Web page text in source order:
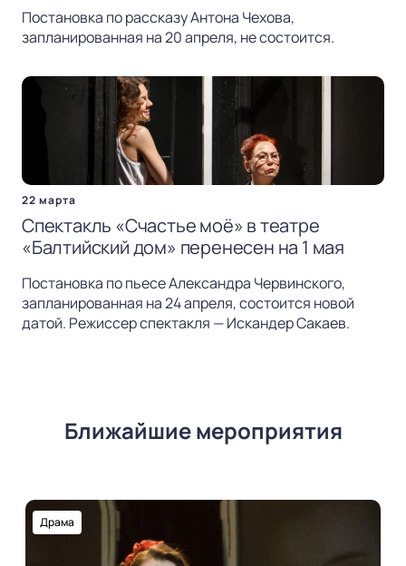
Постановка по рассказу Антона Чехова,
запланированная на 20 апреля, не состоится.
22 марта
Спектакль «Счастье моё» в театре
«Балтийский дом» перенесен на 1 мая
Постановка по пьесе Александра Червинского,
запланированная на 24 апреля, состоится новой
датой. Режиссер спектакля — Искандер Сакаев.
Ближайшие мероприятия
Драма